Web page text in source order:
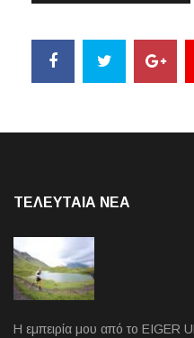
ΤΕΛΕΥΤΑΙΑ NEA
Η εμπειρία μου από το EIGER